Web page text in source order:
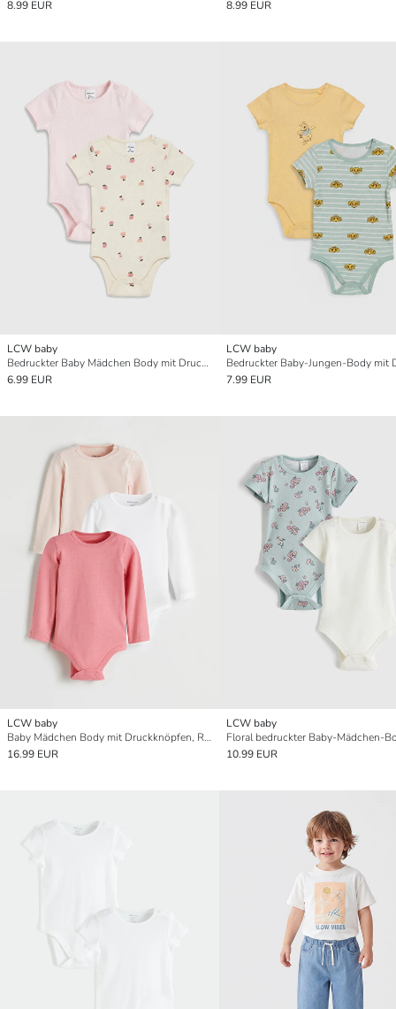
8.99 EUR 8.99 EUR
LCW baby
Bedruckter Baby Mädchen Body mit Druckknöpfen und Rundhalsausschnitt 2er-Pack
6.99 EUR
LCW baby
7.99 EUR
LCW baby
Baby Mädchen Body mit Druckknöpfen, Rundhalsausschnitt, Langarm, 3er-Pack
16.99 EUR
LCW baby
10.99 EUR